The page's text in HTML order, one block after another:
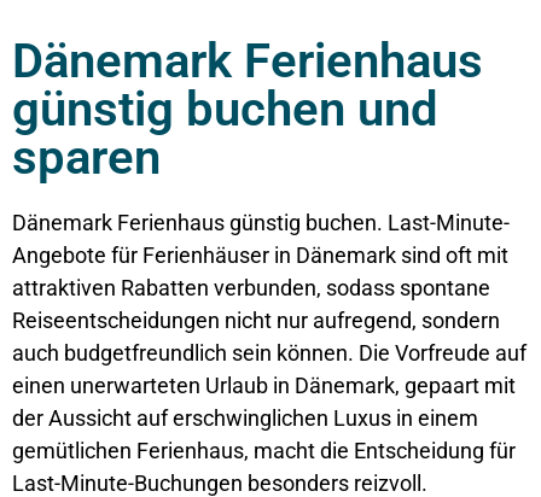
Dänemark Ferienhaus
günstig buchen und
sparen
Dänemark Ferienhaus günstig buchen. Last-Minute-
Angebote für Ferienhäuser in Dänemark sind oft mit
attraktiven Rabatten verbunden, sodass spontane
Reiseentscheidungen nicht nur aufregend, sondern
auch budgetfreundlich sein können. Die Vorfreude auf
einen unerwarteten Urlaub in Dänemark, gepaart mit
der Aussicht auf erschwinglichen Luxus in einem
gemütlichen Ferienhaus, macht die Entscheidung für
Last-Minute-Buchungen besonders reizvoll.